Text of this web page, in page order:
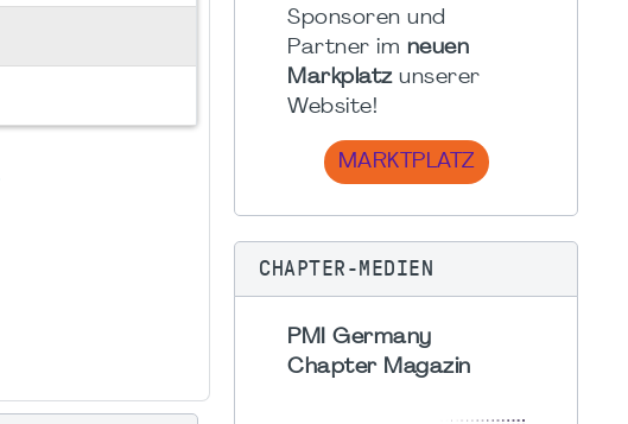
Sponsoren und
Partner im neuen
Markplatzunserer
Website!
MARKTPLATZ
CHAPTER-MEDIEN
PMI Germany
Chapter Magazin